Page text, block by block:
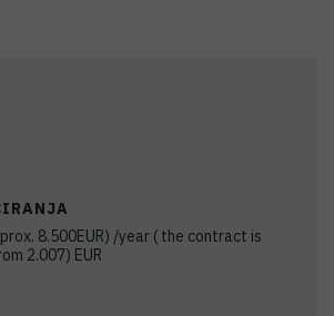
8.500EUR) /year ( the contract is
2.007) EUR